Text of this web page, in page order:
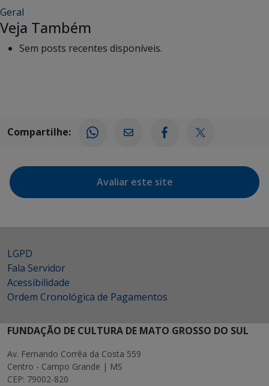
Geral
Veja Também
Sem posts recentes disponíveis.
Compartilhe:
Avaliar este site
LGPD
Fala Servidor
Acessibilidade
Ordem Cronológica de Pagamentos
FUNDAÇÃO DE CULTURA DE MATO GROSSO DO SUL
Av. Fernando Corrêa da Costa 559
Centro - Campo Grande | MS
CEP: 79002-820